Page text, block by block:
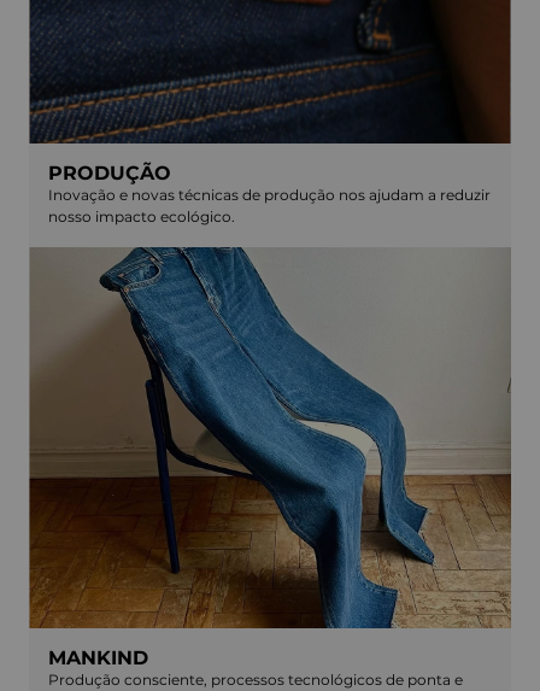
PRODUÇÃO
Inovação e novas técnicas de produção nos ajudam a reduzir
nosso impacto ecológico.
MANKIND
Produção consciente, processos tecnológicos de ponta e